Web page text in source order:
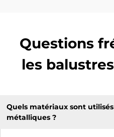
Questions
les
Quels matériaux sont
métalliques ?